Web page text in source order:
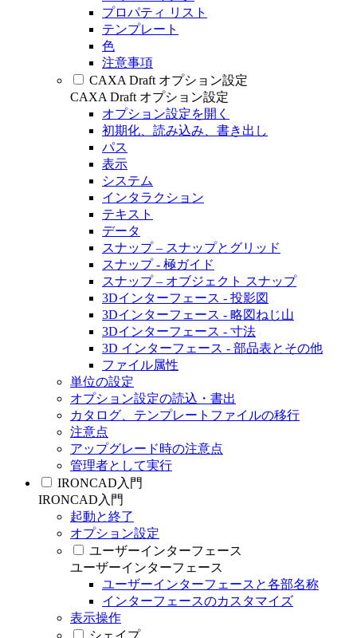
プロパティ リスト
テンプレート
色
注意事項
CAXA Draft オプション設定
CAXA Draft オプション設定
オプション設定を開く
初期化、読み込み、書き出し
パス
表示
システム
インタラクション
テキスト
データ
スナップ – スナップとグリッド
スナップ - 極ガイド
スナップ – オブジェクト スナップ
3Dインターフェース - 投影図
3Dインターフェース - 略図ねじ山
3Dインターフェース - 寸法
3D インターフェース - 部品表とその他
ファイル属性
単位の設定
オプション設定の読込・書出
カタログ、テンプレートファイルの移行
注意点
アップグレード時の注意点
管理者として実行
IRONCAD入門
IRONCAD入門
起動と終了
オプション設定
ユーザーインターフェース
ユーザーインターフェース
ユーザーインターフェースと各部名称
インターフェースのカスタマイズ
表示操作
シェイプ